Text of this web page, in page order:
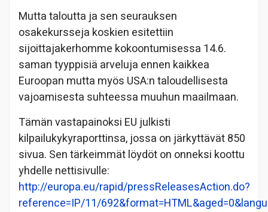
Mutta taloutta ja sen seurauksen
osakekursseja koskien esitettiin
sijoittajakerhomme kokoontumisessa 14.6.
saman tyyppisiä arveluja ennen kaikkea
Euroopan mutta myös USA:n taloudellisesta
vajoamisesta suhteessa muuhun maailmaan.
Tämän vastapainoksi EU julkisti
kilpailukykyraporttinsa, jossa on järkyttävät 850
sivua. Sen tärkeimmät löydöt on onneksi koottu
yhdelle nettisivulle:
http://europa.eu/rapid/pressReleasesAction.do?
reference=IP/11/